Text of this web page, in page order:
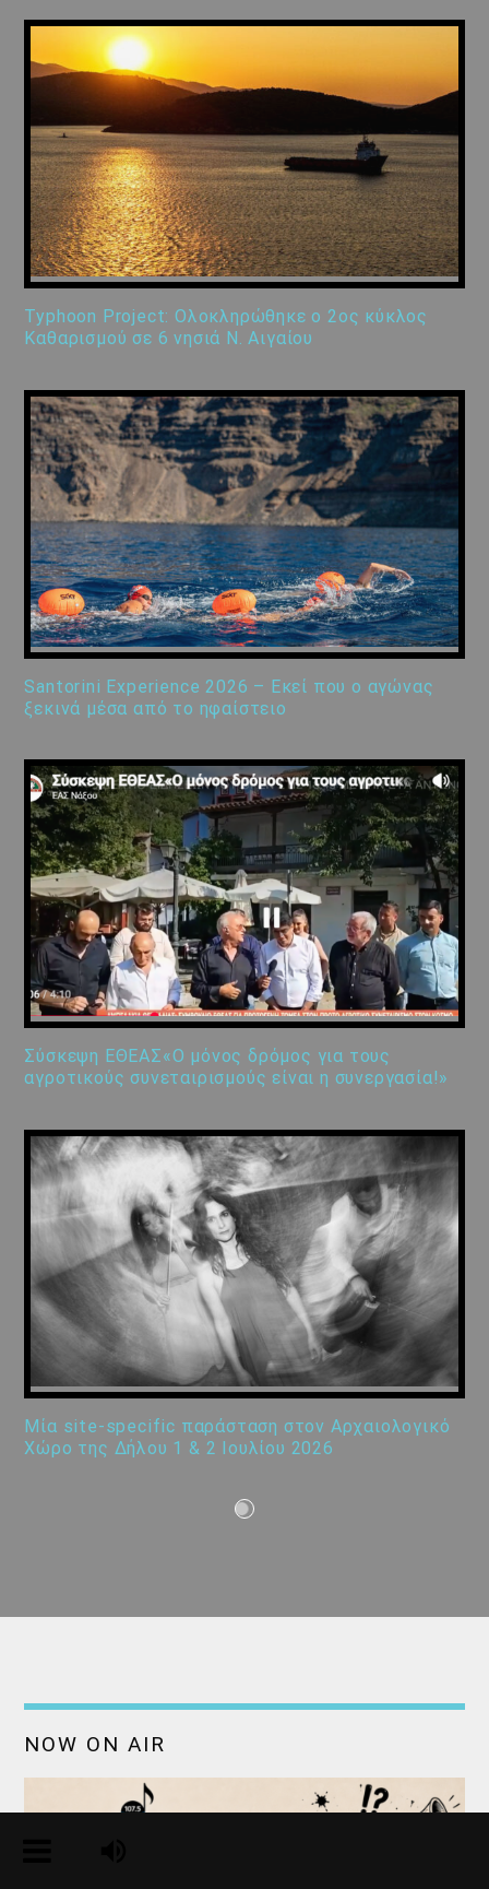
Typhoon Project: Ολοκληρώθηκε ο 2ος κύκλος
Καθαρισμού σε 6 νησιά Ν. Αιγαίου
Santorini Experience 2026 – Εκεί που ο αγώνας
ξεκινά μέσα από το ηφαίστειο
Σύσκεψη ΕΘΕΑΣ«Ο μόνος δρόμος για τους
αγροτικούς συνεταιρισμούς είναι η συνεργασία!»
Μία site-specific παράσταση στον Αρχαιολογικό
Χώρο της Δήλου 1 & 2 Ιουλίου 2026
NOW ON AIR